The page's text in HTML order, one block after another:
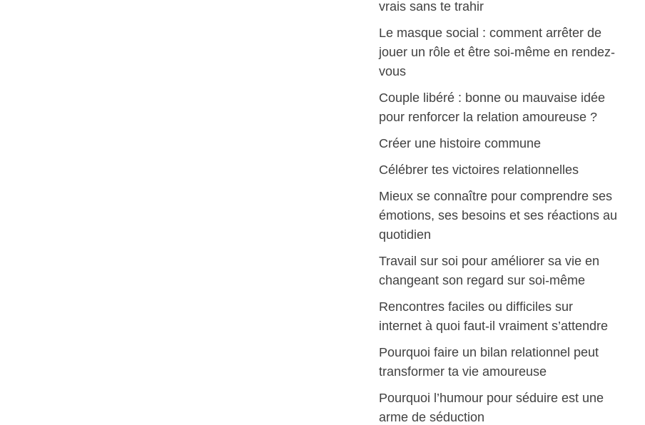
vrais sans te trahir
Le masque social : comment arrêter de
jouer un rôle et être soi-même en rendez-
vous
Couple libéré : bonne ou mauvaise idée
pour renforcer la relation amoureuse ?
Créer une histoire commune
Célébrer tes victoires relationnelles
Mieux se connaître pour comprendre ses
émotions, ses besoins et ses réactions au
quotidien
Travail sur soi pour améliorer sa vie en
changeant son regard sur soi-même
Rencontres faciles ou difficiles sur
internet à quoi faut-il vraiment s’attendre
Pourquoi faire un bilan relationnel peut
transformer ta vie amoureuse
Pourquoi l’humour pour séduire est une
arme de séduction